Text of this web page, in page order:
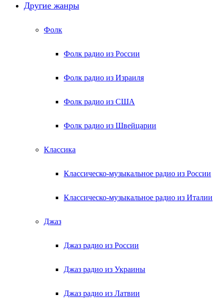
Другие жанры
Фолк
Фолк радио из России
Фолк радио из Израиля
Фолк радио из США
Фолк радио из Швейцарии
Классика
Классическо-музыкальное радио из России
Классическо-музыкальное радио из Италии
Джаз
Джаз радио из России
Джаз радио из Украины
Джаз радио из Латвии